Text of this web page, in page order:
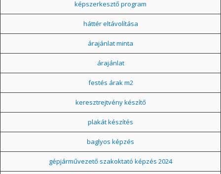
képszerkesztő program
háttér eltávolítása
árajánlat minta
árajánlat
festés árak m2
keresztrejtvény készítő
plakát készítés
baglyos képzés
gépjárművezető szakoktató képzés 2024